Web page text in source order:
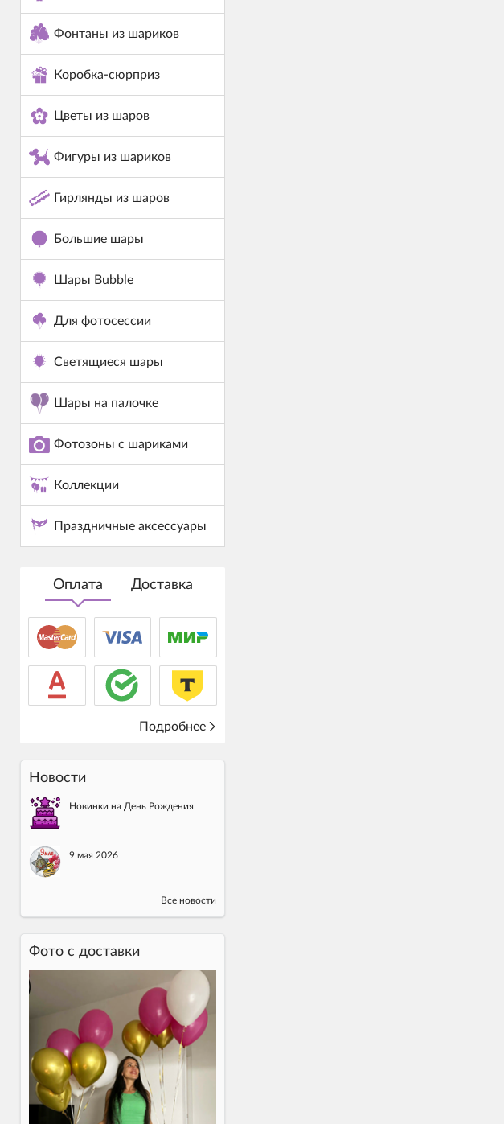
Фонтаны из шариков
Коробка-сюрприз
Цветы из шаров
Фигуры из шариков
Гирлянды из шаров
Большие шары
Шары Bubble
Для фотосессии
Светящиеся шары
Шары на палочке
Фотозоны с шариками
Коллекции
Праздничные аксессуары
Оплата Доставка
Подробнее
Новости
Новинки на День Рождения
9 мая 2026
Все новости
Фото c доставки